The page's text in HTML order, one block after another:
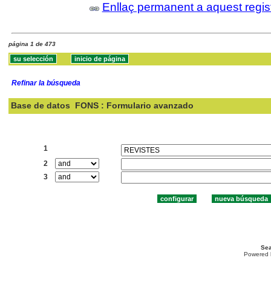
Enllaç permanent a aquest
página 1 de 473
Refinar la búsqueda
Base de datos FONS : Formulario avanzado
1
2
3